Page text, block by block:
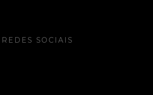
SOCIAIS